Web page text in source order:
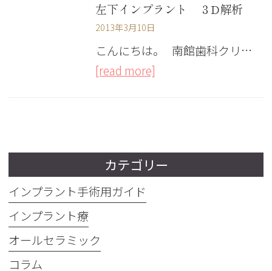
左下インプラント ３D解析
2013年3月10日
こんにちは。 南館歯科クリ…
[read more]
カテゴリー
インプラント手術用ガイド
インプラント療
オールセラミック
コラム